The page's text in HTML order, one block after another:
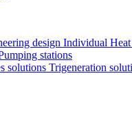
design Individual Heat
stations
solutions Trigeneration